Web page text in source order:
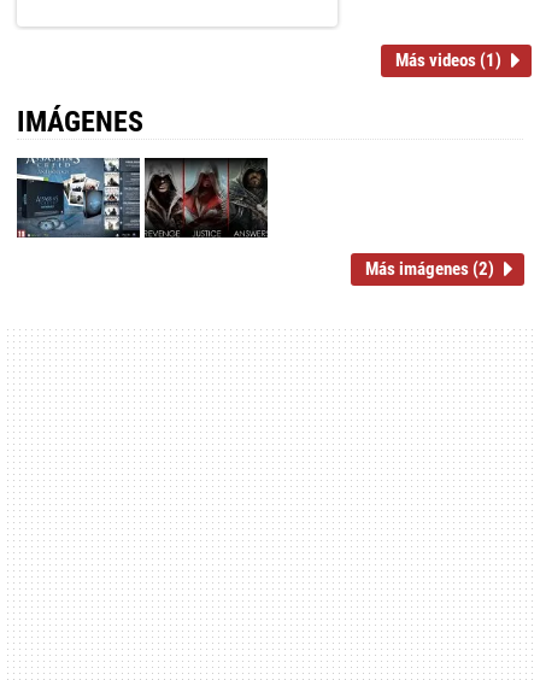
Más videos (1)
IMÁGENES
Más imágenes (2)